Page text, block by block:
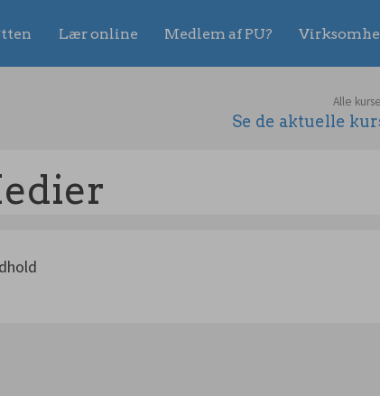
Lær online Medlem af PU?
Alle
Se de aktuelle